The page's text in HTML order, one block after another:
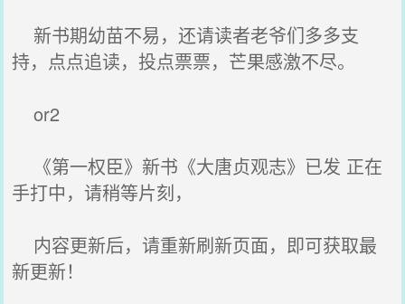
新书期幼苗不易，还请读者老爷们多多支
持，点点追读，投点票票，芒果感激不尽。
or2
《第一权臣》新书《大唐贞观志》已发 正在
手打中，请稍等片刻，
内容更新后，请重新刷新页面，即可获取最
新更新！